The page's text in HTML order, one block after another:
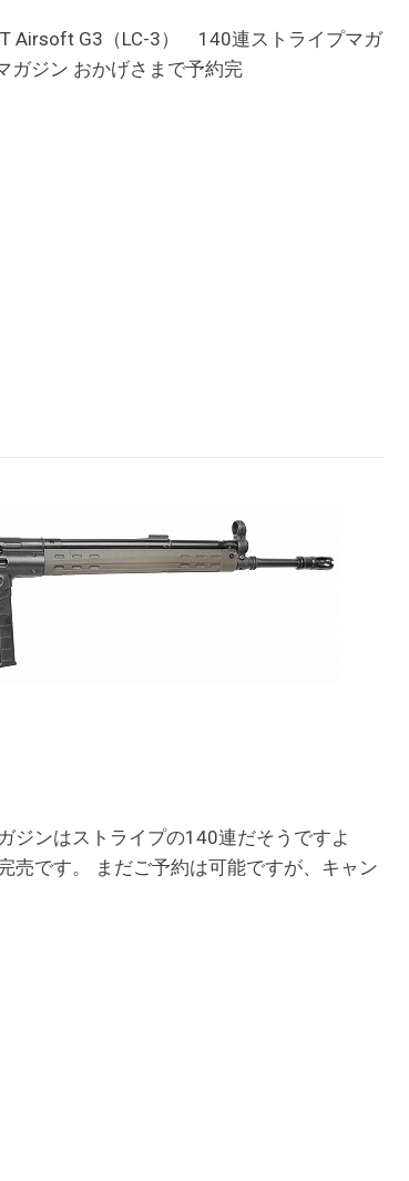
Airsoft G3（LC-3） 140連ストライプマガ
ジン おかげさまで予約完
ンはストライプの140連だそうですよ
です。 まだご予約は可能ですが、キャン